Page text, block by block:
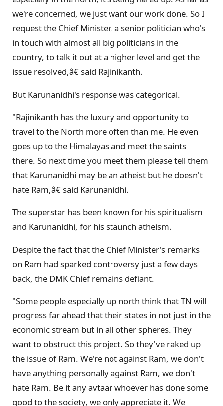
we're concerned, we just want our work done. So I
request the Chief Minister, a senior politician who's
in touch with almost all big politicians in the
country, to talk it out at a higher level and get the
issue resolved,â€ said Rajinikanth.
But Karunanidhi's response was categorical.
"Rajinikanth has the luxury and opportunity to
travel to the North more often than me. He even
goes up to the Himalayas and meet the saints
there. So next time you meet them please tell them
that Karunanidhi may be an atheist but he doesn't
hate Ram,â€ said Karunanidhi.
The superstar has been known for his spiritualism
and Karunanidhi, for his staunch atheism.
Despite the fact that the Chief Minister's remarks
on Ram had sparked controversy just a few days
back, the DMK Chief remains defiant.
"Some people especially up north think that TN will
progress far ahead that their states in not just in the
economic stream but in all other spheres. They
want to obstruct this project. So they've raked up
the issue of Ram. We're not against Ram, we don't
have anything personally against Ram, we don't
hate Ram. Be it any avtaar whoever has done some
good to the society, we only appreciate it. We